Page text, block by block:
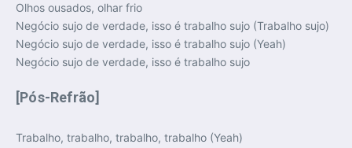
Olhos ousados, olhar frio
Negócio sujo de verdade, isso é trabalho sujo (Trabalho sujo)
Negócio sujo de verdade, isso é trabalho sujo (Yeah)
Negócio sujo de verdade, isso é trabalho sujo
[Pós-Refrão]
Trabalho, trabalho, trabalho, trabalho (Yeah)